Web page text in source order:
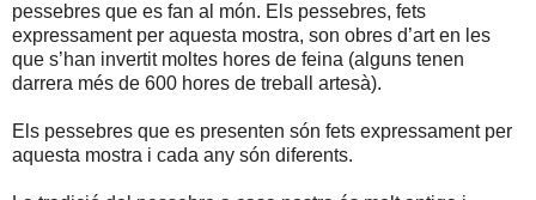
pessebres que es fan al món. Els pessebres, fets
expressament per aquesta mostra, son obres d’art en les
que s’han invertit moltes hores de feina (alguns tenen
darrera més de 600 hores de treball artesà).
Els pessebres que es presenten són fets expressament per
aquesta mostra i cada any són diferents.